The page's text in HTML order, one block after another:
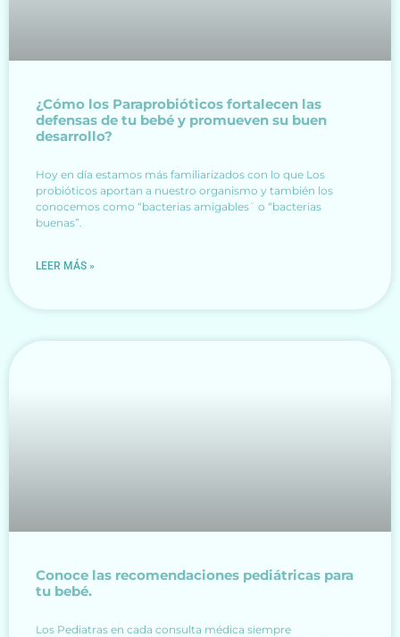
¿Cómo los Paraprobióticos fortalecen las
defensas de tu bebé y promueven su buen
desarrollo?
Hoy en día estamos más familiarizados con lo que Los
probióticos aportan a nuestro organismo y también los
conocemos como “bacterias amigables¨ o “bacterias
buenas”.
LEER MÁS »
Conoce las recomendaciones pediátricas para
tu bebé.
Los Pediatras en cada consulta médica siempre